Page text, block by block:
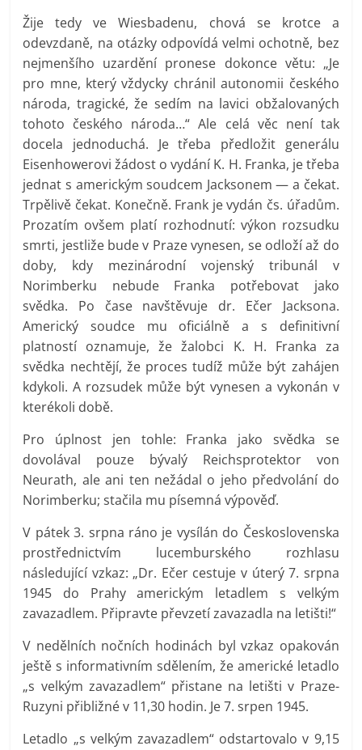
Žije tedy ve Wiesbadenu, chová se krotce a
odevzdaně, na otázky odpovídá velmi ochotně, bez
nejmenšího uzardění pronese dokonce větu: „Je
pro mne, který vždycky chránil autonomii českého
národa, tragické, že sedím na lavici obžalovaných
tohoto českého národa…“ Ale celá věc není tak
docela jednoduchá. Je třeba předložit generálu
Eisenhowerovi žádost o vydání K. H. Franka, je třeba
jednat s americkým soudcem Jacksonem — a čekat.
Trpělivě čekat. Konečně. Frank je vydán čs. úřadům.
Prozatím ovšem platí rozhodnutí: výkon rozsudku
smrti, jestliže bude v Praze vynesen, se odloží až do
doby, kdy mezinárodní vojenský tribunál v
Norimberku nebude Franka potřebovat jako
svědka. Po čase navštěvuje dr. Ečer Jacksona.
Americký soudce mu oficiálně a s definitivní
platností oznamuje, že žalobci K. H. Franka za
svědka nechtějí, že proces tudíž může být zahájen
kdykoli. A rozsudek může být vynesen a vykonán v
kterékoli době.
Pro úplnost jen tohle: Franka jako svědka se
dovolával pouze bývalý Reichsprotektor von
Neurath, ale ani ten nežádal o jeho předvolání do
Norimberku; stačila mu písemná výpověď.
V pátek 3. srpna ráno je vysílán do Československa
prostřednictvím lucemburského rozhlasu
následující vzkaz: „Dr. Ečer cestuje v úterý 7. srpna
1945 do Prahy americkým letadlem s velkým
zavazadlem. Připravte převzetí zavazadla na letišti!“
V nedělních nočních hodinách byl vzkaz opakován
ještě s informativním sdělením, že americké letadlo
„s velkým zavazadlem“ přistane na letišti v Praze-
Ruzyni přibližné v 11,30 hodin. Je 7. srpen 1945.
Letadlo „s velkým zavazadlem“ odstartovalo v 9,15